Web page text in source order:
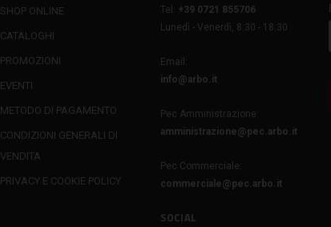
SHOP ONLINE
CATALOGHI
PROMOZIONI
EVENTI
METODO DI PAGAMENTO
CONDIZIONI GENERALI DI
VENDITA
PRIVACY E COOKIE POLICY
Tel:
+39 0721 855706
Lunedì - Venerdì, 8:30 - 18:30
Email:
info@arbo.it
Pec Amministrazione:
amministrazione@pec.arbo.it
Pec Commerciale:
commerciale@pec.arbo.it
SOCIAL